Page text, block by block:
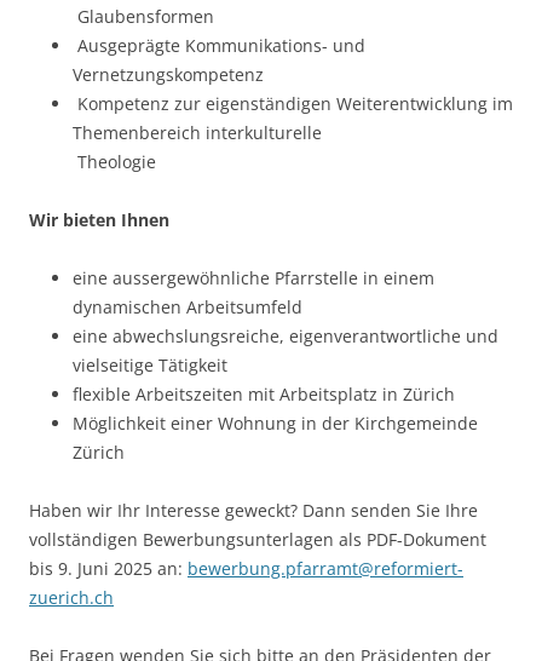
Glaubensformen
Ausgeprägte Kommunikations- und
Vernetzungskompetenz
Kompetenz zur eigenständigen Weiterentwicklung im
Themenbereich interkulturelle
Theologie
Wir bieten Ihnen
eine aussergewöhnliche Pfarrstelle in einem
dynamischen Arbeitsumfeld
eine abwechslungsreiche, eigenverantwortliche und
vielseitige Tätigkeit
flexible Arbeitszeiten mit Arbeitsplatz in Zürich
Möglichkeit einer Wohnung in der Kirchgemeinde
Zürich
Haben wir Ihr Interesse geweckt? Dann senden Sie Ihre
vollständigen Bewerbungsunterlagen als PDF-Dokument
bis 9. Juni 2025 an: bewerbung.pfarramt@reformiert-
zuerich.ch
Bei Fragen wenden Sie sich bitte an den Präsidenten der